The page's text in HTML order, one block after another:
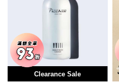
Clearance Sale